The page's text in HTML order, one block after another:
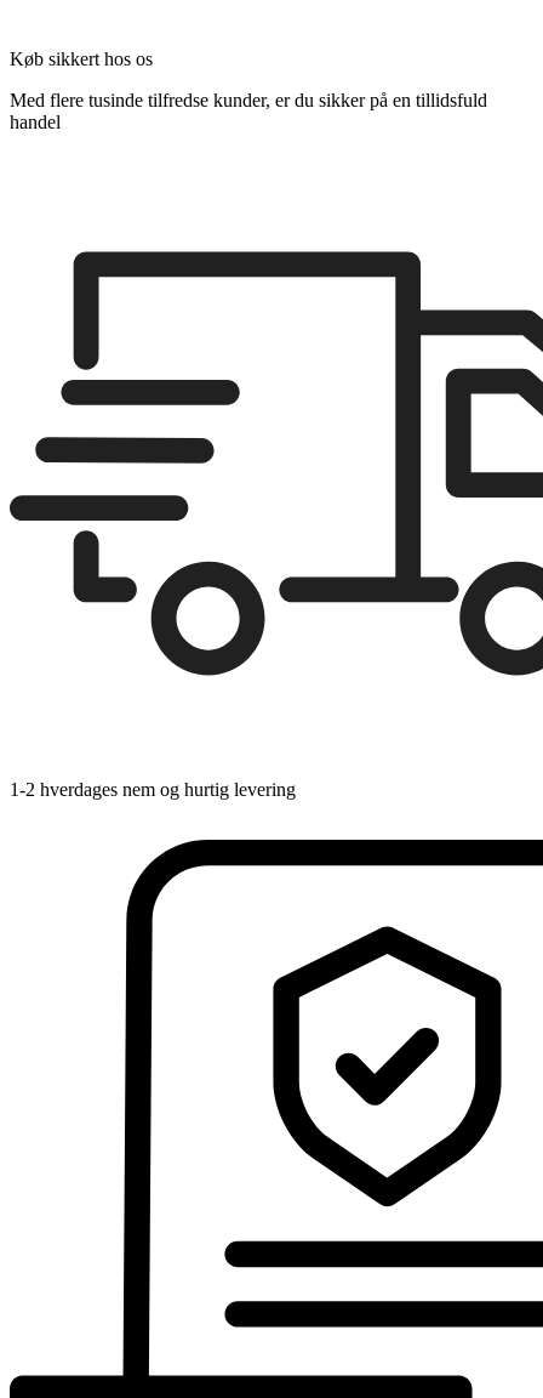
Køb sikkert hos os
Med flere tusinde tilfredse kunder, er du sikker på en tillidsfuld
handel
1-2 hverdages nem og hurtig levering